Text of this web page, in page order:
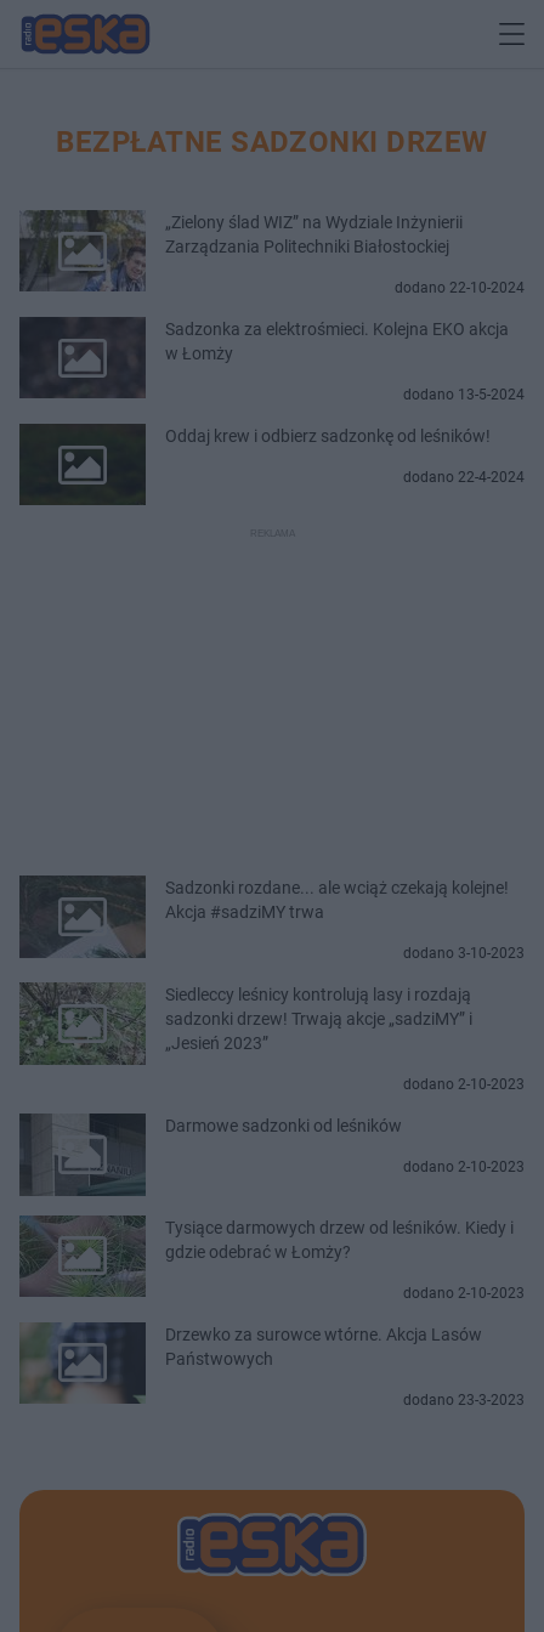
BEZPŁATNE SADZONKI DRZEW
„Zielony ślad WIZ” na Wydziale Inżynierii
Zarządzania Politechniki Białostockiej
dodano 22-10-2024
Sadzonka za elektrośmieci. Kolejna EKO akcja
w Łomży
dodano 13-5-2024
Oddaj krew i odbierz sadzonkę od leśników!
dodano 22-4-2024
Sadzonki rozdane... ale wciąż czekają kolejne!
Akcja #sadziMY trwa
dodano 3-10-2023
Siedleccy leśnicy kontrolują lasy i rozdają
sadzonki drzew! Trwają akcje „sadziMY” i
„Jesień 2023”
dodano 2-10-2023
Darmowe sadzonki od leśników
dodano 2-10-2023
Tysiące darmowych drzew od leśników. Kiedy i
gdzie odebrać w Łomży?
dodano 2-10-2023
Drzewko za surowce wtórne. Akcja Lasów
Państwowych
dodano 23-3-2023